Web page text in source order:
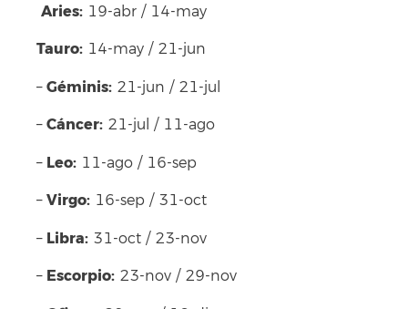
Aries: 19-abr / 14-may
Tauro: 14-may / 21-jun
– Géminis: 21-jun / 21-jul
– Cáncer: 21-jul / 11-ago
– Leo: 11-ago / 16-sep
– Virgo: 16-sep / 31-oct
– Libra: 31-oct / 23-nov
– Escorpio: 23-nov / 29-nov